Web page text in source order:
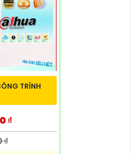
TRÌNH
₫
₫